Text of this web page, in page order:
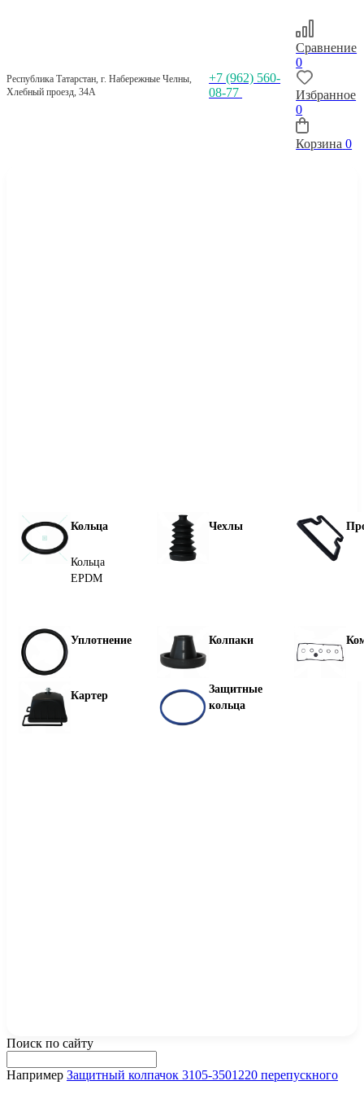
Республика Татарстан, г. Набережные Челны,
Хлебный проезд, 34А
+7 (962) 560-
08-77
Сравнение
0
Избранное
0
Корзина 0
Кольца
Кольца
EPDM
Чехлы
Уплотнение Колпаки
Картер
Защитные
кольца
Поиск по сайту
Например Защитный колпачок 3105-3501220 перепускного